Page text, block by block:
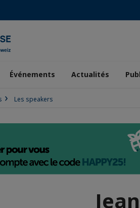
Événements Actualités
Les speakers